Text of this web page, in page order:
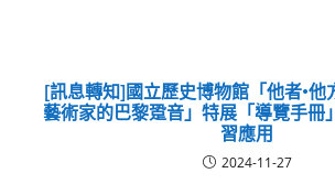
[訊息轉知]國立歷史博物館「他者•他
藝術家的巴黎跫音」特展「導覽手冊
習應用
2024-11-27